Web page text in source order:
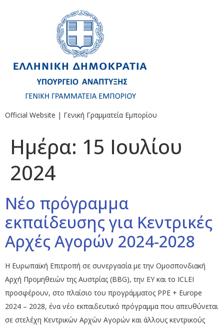
Official Website | Γενική Γραμματεία Εμπορίου
Ημέρα: 15 Ιουλίου
2024
Νέο πρόγραμμα
εκπαίδευσης για Κεντρικές
Αρχές Αγορών 2024-2028
Η Ευρωπαϊκή Επιτροπή σε συνεργασία με την Ομοσπονδιακή
Αρχή Προμηθειών της Αυστρίας (BBG), την EY και το ICLEI
προσφέρουν, στο πλαίσιο του προγράμματος PPE + Europe
2024 – 2028, ένα νέο εκπαιδευτικό πρόγραμμα που απευθύνεται
σε στελέχη Κεντρικών Αρχών Αγορών και άλλους κεντρικούς